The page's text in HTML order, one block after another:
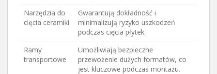
Narzędzia do
cięcia ceramiki
Gwarantują dokładność i
minimalizują ryzyko uszkodzeń
podczas cięcia płytek.
Ramy
transportowe
Umożliwiają bezpieczne
przewożenie dużych formatów, co
jest kluczowe podczas montażu.